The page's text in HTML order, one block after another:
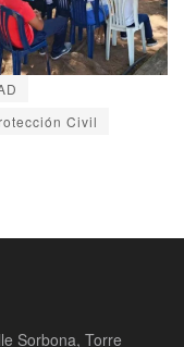
Civil
Sorbona, Torre